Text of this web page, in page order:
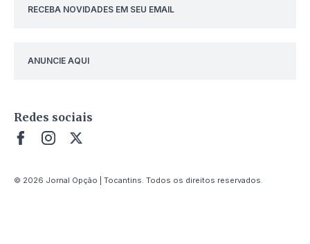
RECEBA NOVIDADES EM SEU EMAIL
ANUNCIE AQUI
Redes sociais
© 2026 Jornal Opção | Tocantins. Todos os direitos reservados.